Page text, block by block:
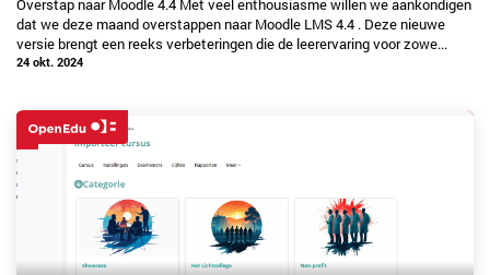
Overstap naar Moodle 4.4 Met veel enthousiasme willen we aankondigen
dat we deze maand overstappen naar Moodle LMS 4.4 . Deze nieuwe
versie brengt een reeks verbeteringen die de leerervaring voor zowe...
24 okt. 2024